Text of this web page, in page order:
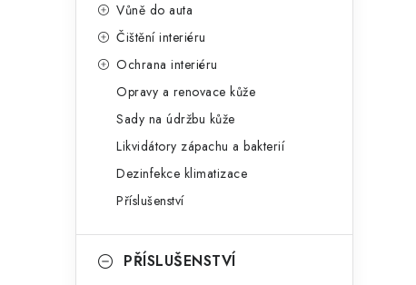
Vůně do auta
Čištění interiéru
Ochrana interiéru
Opravy a renovace kůže
Sady na údržbu kůže
Likvidátory zápachu a bakterií
Dezinfekce klimatizace
Příslušenství
PŘÍSLUŠENSTVÍ